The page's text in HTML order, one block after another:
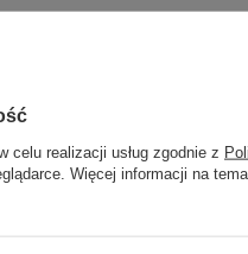
celu realizacji usług zgodnie z
Więcej informacji na